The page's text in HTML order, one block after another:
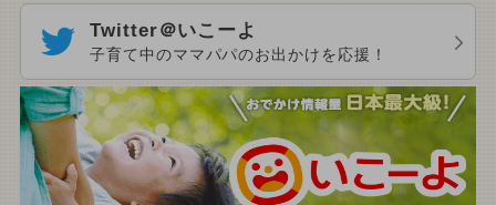
Twitter＠いこーよ
子育て中のママパパのお出かけを応援！